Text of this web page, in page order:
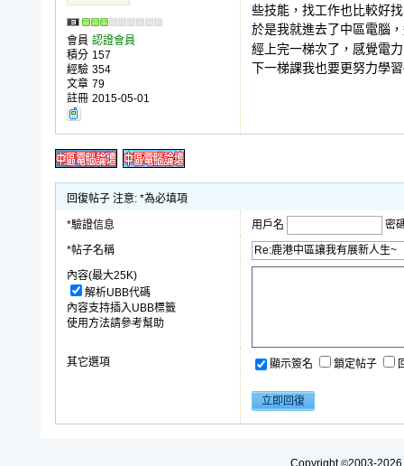
會員 認證會員
積分 157
經驗 354
文章 79
註冊 2015-05-01
些技能，找工作也比較好
於是我就進去了中區電腦
經上完一梯次了，感覺電
下一梯課我也要更努力學
回復帖子 注意: *為必填項
*驗證信息 用戶名
密
*帖子名稱
內容(最大25K)
解析UBB代碼
內容支持插入UBB標籤
使用方法請參考幫助
其它選項 顯示簽名 鎖定帖子
Copyright©2003-2026